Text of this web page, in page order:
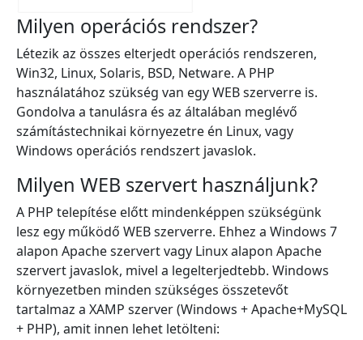
Milyen operációs rendszer?
Létezik az összes elterjedt operációs rendszeren,
Win32, Linux, Solaris, BSD, Netware. A PHP
használatához szükség van egy WEB szerverre is.
Gondolva a tanulásra és az általában meglévő
számítástechnikai környezetre én Linux, vagy
Windows operációs rendszert javaslok.
Milyen WEB szervert használjunk?
A PHP telepítése előtt mindenképpen szükségünk
lesz egy működő WEB szerverre. Ehhez a Windows 7
alapon Apache szervert vagy Linux alapon Apache
szervert javaslok, mivel a legelterjedtebb. Windows
környezetben minden szükséges összetevőt
tartalmaz a XAMP szerver (Windows + Apache+MySQL
+ PHP), amit innen lehet letölteni: